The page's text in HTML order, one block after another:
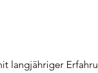
langjähriger